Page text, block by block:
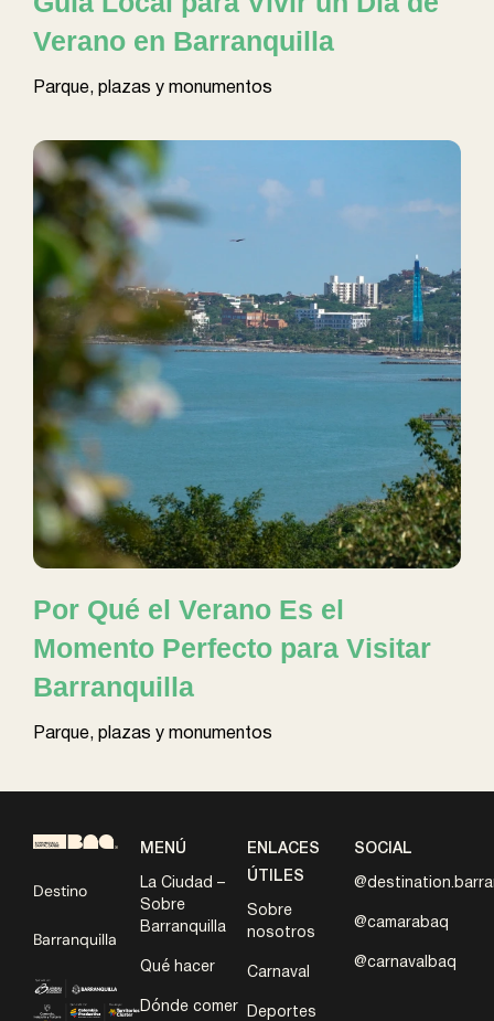
Verano en Barranquilla
Parque, plazas y monumentos
Por Qué el Verano Es el
Momento Perfecto para Visitar
Barranquilla
Parque, plazas y monumentos
Destino
Barranquilla
MENÚ
La Ciudad –
Sobre
Barranquilla
Qué hacer
Dónde comer
ENLACES
ÚTILES
Sobre
nosotros
Carnaval
Deportes
SOCIAL
@camarabaq
@carnavalbaq